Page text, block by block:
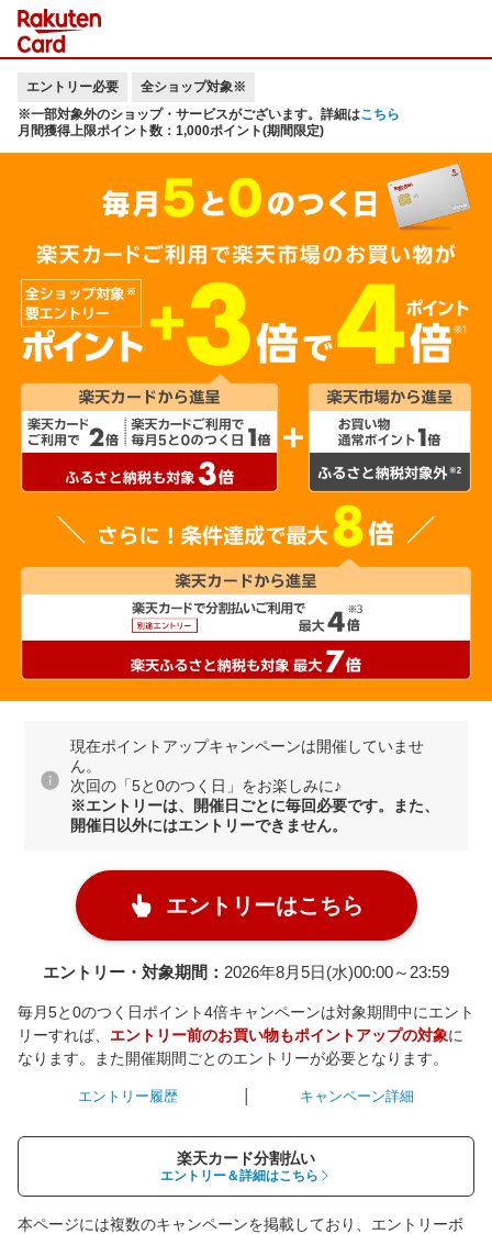
エントリー必要
全ショップ対象※
※一部対象外のショップ・サービスがございます。詳細はこちら
月間獲得上限ポイント数：1,000ポイント(期間限定)
現在ポイントアップキャンペーンは開催していませ
ん。
次回の「5と0のつく日」をお楽しみに♪
※エントリーは、開催日ごとに毎回必要です。また、
開催日以外にはエントリーできません。
エントリーはこちら
エントリー・対象期間： 2026年8月5日(水)00:00～23:59
毎月5と0のつく日ポイント4倍キャンペーンは対象期間中にエント
リーすれば、 エントリー前のお買い物もポイントアップの対象に
なります。また開催期間ごとのエントリーが必要となります。
エントリー履歴 キャンペーン詳細
楽天カード分割払い
エントリー＆詳細はこちら
本ページには複数のキャンペーンを掲載しており、エントリーボ